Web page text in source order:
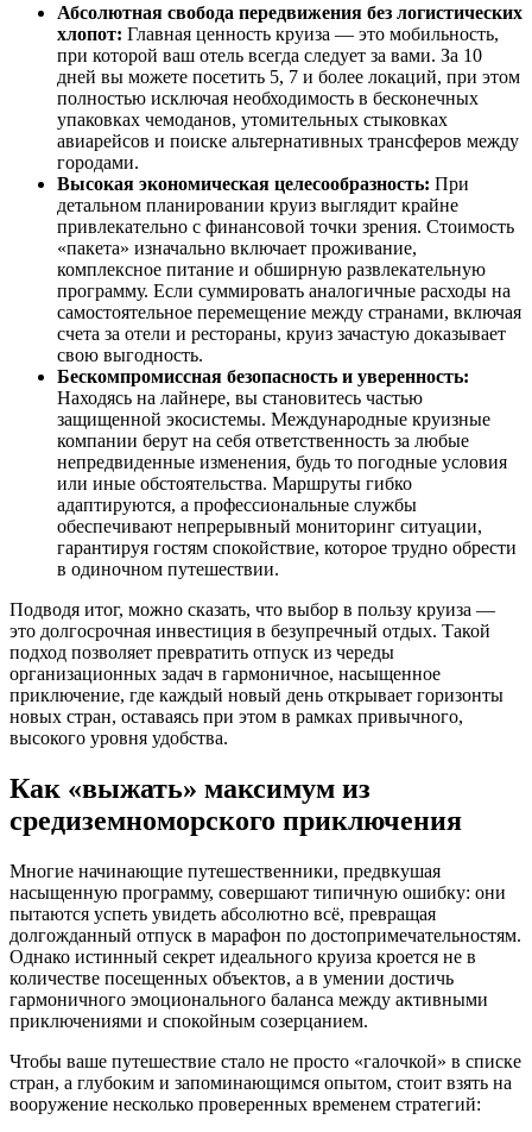
Абсолютная свобода передвижения без логистических
хлопот: Главная ценность круиза — это мобильность,
при которой ваш отель всегда следует за вами. За 10
дней вы можете посетить 5, 7 и более локаций, при этом
полностью исключая необходимость в бесконечных
упаковках чемоданов, утомительных стыковках
авиарейсов и поиске альтернативных трансферов между
городами.
Высокая экономическая целесообразность: При
детальном планировании круиз выглядит крайне
привлекательно с финансовой точки зрения. Стоимость
«пакета» изначально включает проживание,
комплексное питание и обширную развлекательную
программу. Если суммировать аналогичные расходы на
самостоятельное перемещение между странами, включая
счета за отели и рестораны, круиз зачастую доказывает
свою выгодность.
Бескомпромиссная безопасность и уверенность:
Находясь на лайнере, вы становитесь частью
защищенной экосистемы. Международные круизные
компании берут на себя ответственность за любые
непредвиденные изменения, будь то погодные условия
или иные обстоятельства. Маршруты гибко
адаптируются, а профессиональные службы
обеспечивают непрерывный мониторинг ситуации,
гарантируя гостям спокойствие, которое трудно обрести
в одиночном путешествии.
Подводя итог, можно сказать, что выбор в пользу круиза —
это долгосрочная инвестиция в безупречный отдых. Такой
подход позволяет превратить отпуск из череды
организационных задач в гармоничное, насыщенное
приключение, где каждый новый день открывает горизонты
новых стран, оставаясь при этом в рамках привычного,
высокого уровня удобства.
Как «выжать» максимум из
средиземноморского приключения
Многие начинающие путешественники, предвкушая
насыщенную программу, совершают типичную ошибку: они
пытаются успеть увидеть абсолютно всё, превращая
долгожданный отпуск в марафон по достопримечательностям.
Однако истинный секрет идеального круиза кроется не в
количестве посещенных объектов, а в умении достичь
гармоничного эмоционального баланса между активными
приключениями и спокойным созерцанием.
Чтобы ваше путешествие стало не просто «галочкой» в списке
стран, а глубоким и запоминающимся опытом, стоит взять на
вооружение несколько проверенных временем стратегий: